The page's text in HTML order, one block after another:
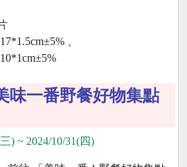
、
味一番野餐好物集點
) ~ 2024/10/31(四)